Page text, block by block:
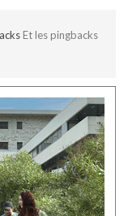
Et les pingbacks